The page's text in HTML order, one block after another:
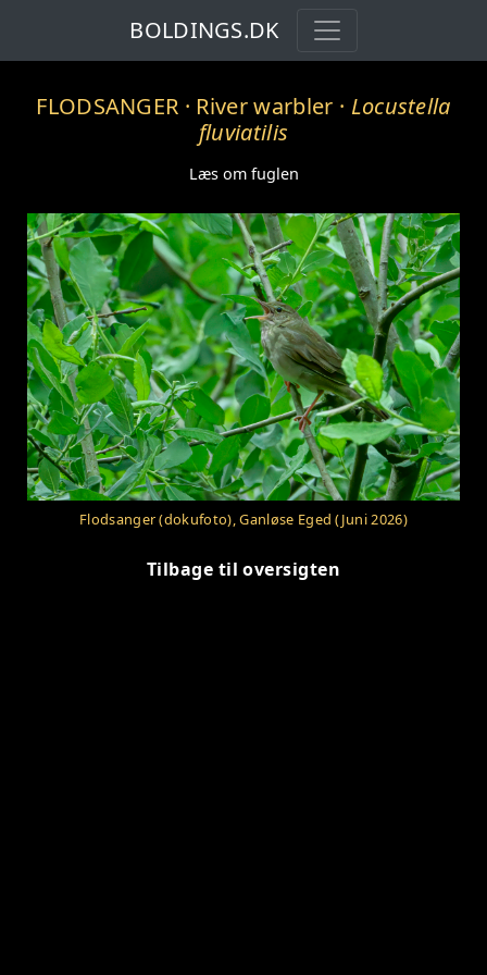
BOLDINGS.DK
FLODSANGER · River warbler · Locustella
fluviatilis
Læs om fuglen
Flodsanger (dokufoto), Ganløse Eged (Juni 2026)
Tilbage til oversigten